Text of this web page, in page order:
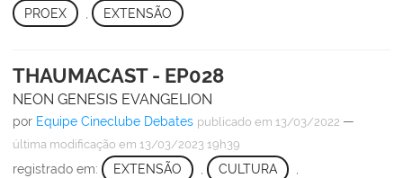
PROEX EXTENSÃO
THAUMACAST - EP028
NEON GENESIS EVANGELION
por Equipe Cineclube Debates publicado em 13/03/2022 —
última modificação em 13/03/2023 19h39
registrado em: EXTENSÃO , CULTURA ,